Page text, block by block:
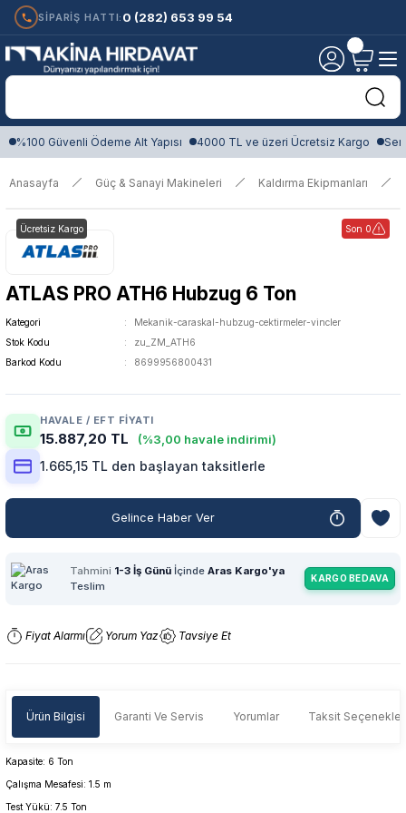
SİPARİŞ HATTI: 0 (282) 653 99 54
%100 Güvenli Ödeme Alt Yapısı 4000 TL ve üzeri Ücretsiz Kargo
Anasayfa Güç & Sanayi Makineleri Kaldırma Ekipmanları
Ücretsiz Kargo Son 0
ATLAS PRO ATH6 Hubzug 6 Ton
Kategori
Mekanik-caraskal-hubzug-cektirmeler-vincler
Stok Kodu
zu_ZM_ATH6
Barkod Kodu
8699956800431
HAVALE / EFT FIYATI
15.887,20 TL (%3,00 havale indirimi)
1.665,15 TL den başlayan taksitlerle
Gelince Haber Ver
Tahmini 1-3 İş Günü İçinde Aras Kargo'ya
Teslim
KARGO BEDAVA
Fiyat Alarmı Yorum Yaz Tavsiye Et
Ürün Bilgisi Garanti Ve Servis Yorumlar Taksit
Kapasite: 6 Ton
Çalışma Mesafesi: 1.5 m
Test Yükü: 7.5 Ton